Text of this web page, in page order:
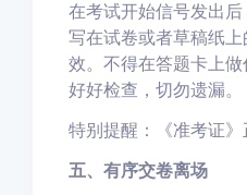
在考试开始信号发出
写在试卷或者草稿纸
效。不得在答题卡上
好好检查，切勿遗漏。
特别提醒：
《准考证
五、有序交卷离场